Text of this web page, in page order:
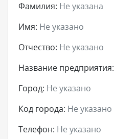
Фамилия: Не указана
Имя: Не указано
Отчество: Не указано
Название предприятия:
Город: Не указано
Код города: Не указано
Телефон: Не указано